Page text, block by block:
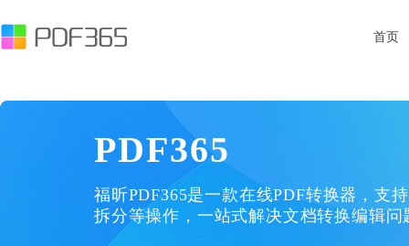
首页
PDF365
福昕PDF365是一款在线PDF转换器，支
拆分等操作，一站式解决文档转换编辑问